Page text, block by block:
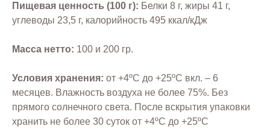
Пищевая ценность (100 г): Белки 8 г, жиры 41 г,
углеводы 23,5 г, калорийность 495 ккал/кДж
Масса нетто: 100 и 200 гр.
Условия хранения: от +4ºС до +25ºС вкл. – 6
месяцев. Влажность воздуха не более 75%. Без
прямого солнечного света. После вскрытия упаковки
хранить не более 30 суток от +4ºС до +25ºС